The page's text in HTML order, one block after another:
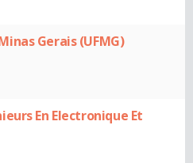
Gerais (UFMG)
En Electronique Et